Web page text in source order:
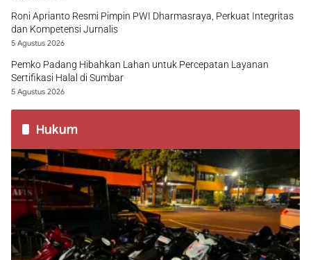
Roni Aprianto Resmi Pimpin PWI Dharmasraya, Perkuat Integritas
dan Kompetensi Jurnalis
5 Agustus 2026
Pemko Padang Hibahkan Lahan untuk Percepatan Layanan
Sertifikasi Halal di Sumbar
5 Agustus 2026
Hukum